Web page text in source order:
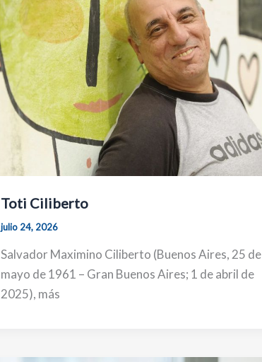
Toti Ciliberto
julio 24, 2026
Salvador Maximino Ciliberto (Buenos Aires, 25 de
mayo de 1961 – Gran Buenos Aires; 1 de abril de
2025), más